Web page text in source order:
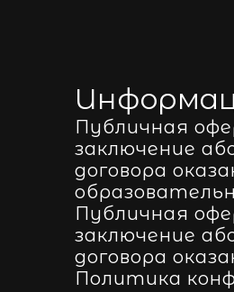
Публичная
заключение
договора
Публичная
заключение
договора
Политика